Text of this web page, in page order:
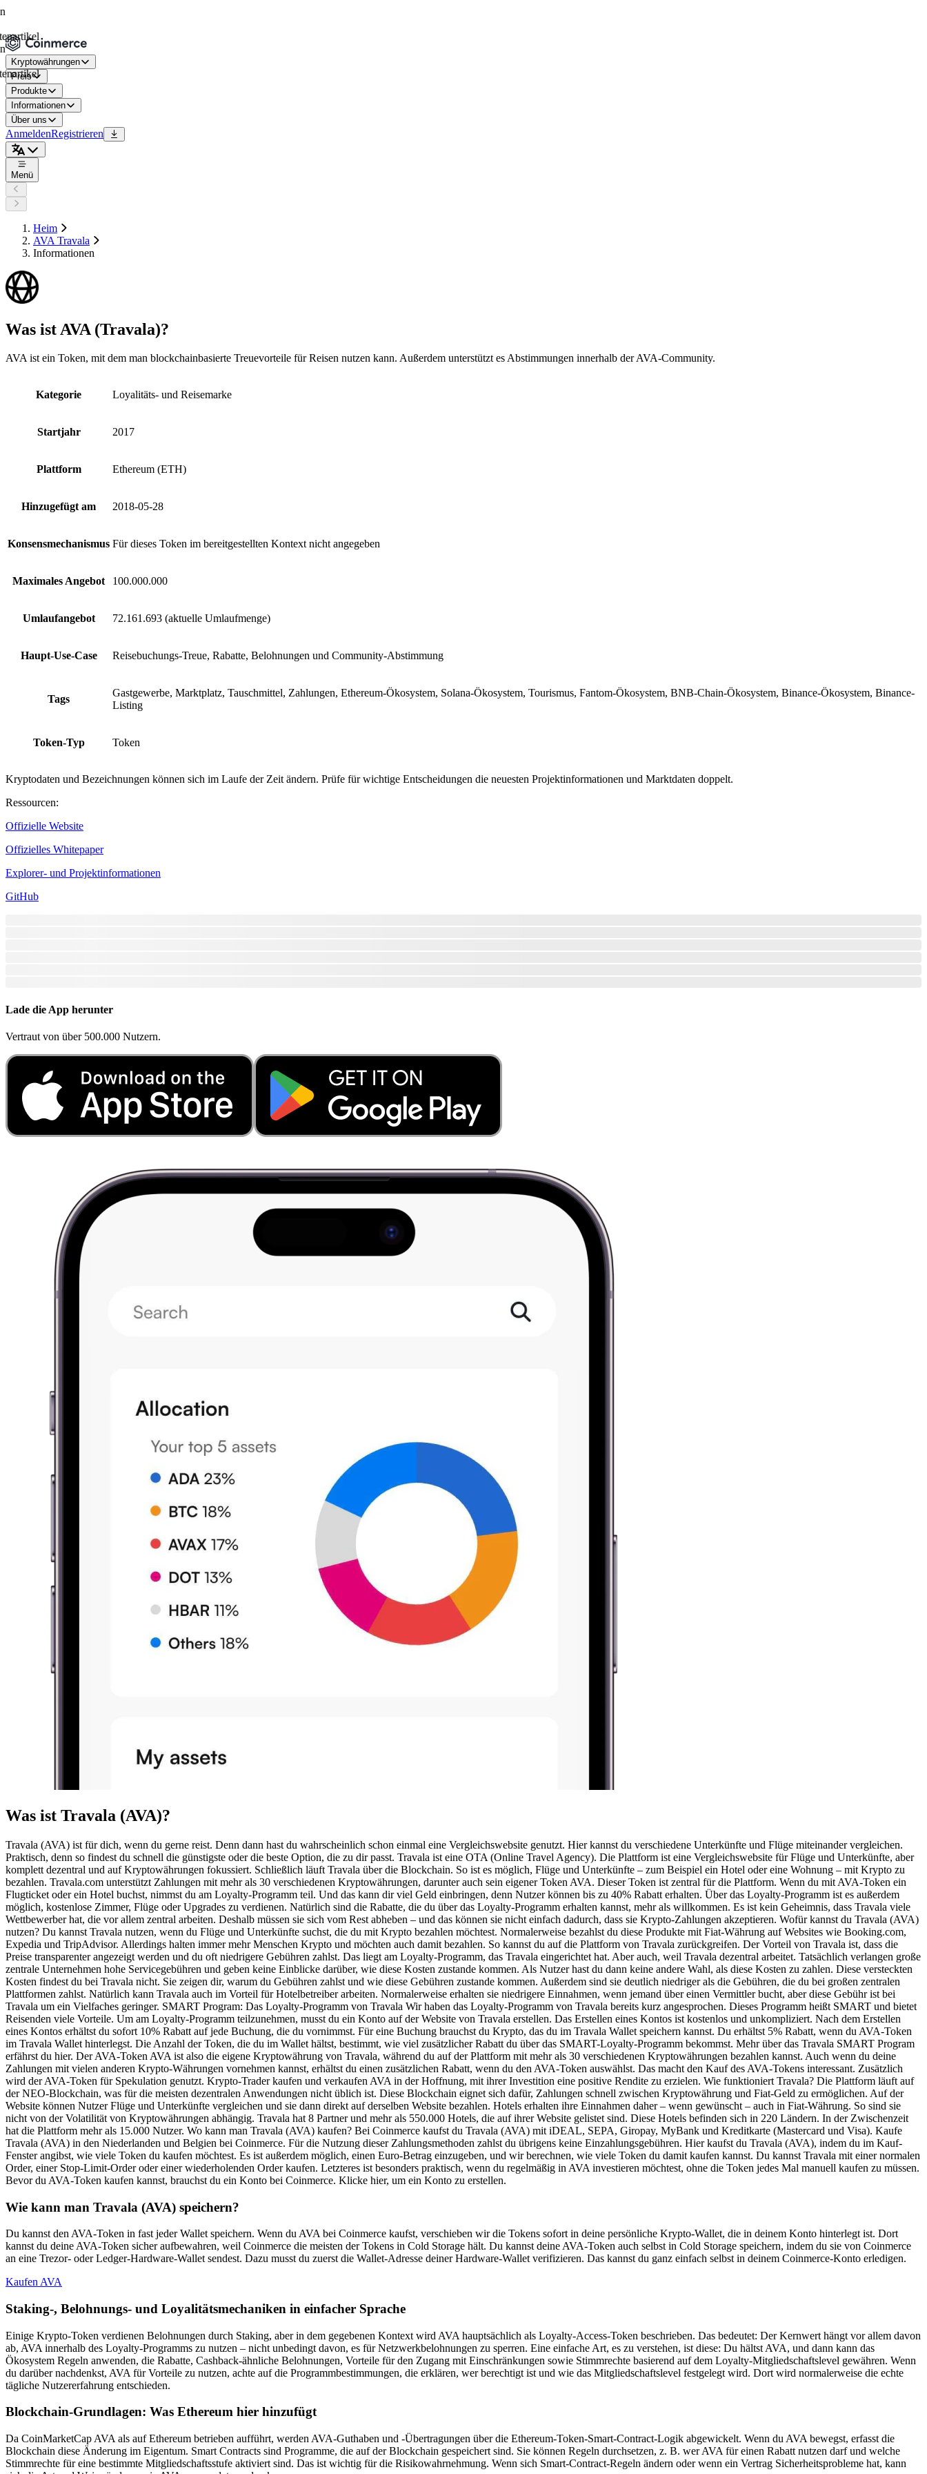
Kryptowährungen
Preis
Produkte
Informationen
Über uns
AnmeldenRegistrieren
Menü
Heim
AVA Travala
Informationen
Was ist AVA (Travala)?
AVA ist ein Token, mit dem man blockchainbasierte Treuevorteile für Reisen nutzen kann. Außerdem unterstützt es Abstimmungen innerhalb der AVA-Community.
Kategorie Loyalitäts- und Reisemarke
Startjahr 2017
Plattform Ethereum (ETH)
Hinzugefügt am 2018-05-28
Konsensmechanismus Für dieses Token im bereitgestellten Kontext nicht angegeben
Maximales Angebot 100.000.000
Umlaufangebot 72.161.693 (aktuelle Umlaufmenge)
Haupt-Use-Case Reisebuchungs-Treue, Rabatte, Belohnungen und Community-Abstimmung
Tags
Gastgewerbe, Marktplatz, Tauschmittel, Zahlungen, Ethereum-Ökosystem, Solana-Ökosystem, Tourismus, Fantom-Ökosystem, BNB-Chain-Ökosystem, Binance-Ökosystem, Binance-
Listing
Token-Typ Token
Kryptodaten und Bezeichnungen können sich im Laufe der Zeit ändern. Prüfe für wichtige Entscheidungen die neuesten Projektinformationen und Marktdaten doppelt.
Ressourcen:
Offizielle Website
Offizielles Whitepaper
Explorer- und Projektinformationen
GitHub
Lade die App herunter
Vertraut von über 500.000 Nutzern.
Was ist Travala (AVA)?
Travala (AVA) ist für dich, wenn du gerne reist. Denn dann hast du wahrscheinlich schon einmal eine Vergleichswebsite genutzt. Hier kannst du verschiedene Unterkünfte und Flüge miteinander vergleichen.
Praktisch, denn so findest du schnell die günstigste oder die beste Option, die zu dir passt. Travala ist eine OTA (Online Travel Agency). Die Plattform ist eine Vergleichswebsite für Flüge und Unterkünfte, aber
komplett dezentral und auf Kryptowährungen fokussiert. Schließlich läuft Travala über die Blockchain. So ist es möglich, Flüge und Unterkünfte – zum Beispiel ein Hotel oder eine Wohnung – mit Krypto zu
bezahlen. Travala.com unterstützt Zahlungen mit mehr als 30 verschiedenen Kryptowährungen, darunter auch sein eigener Token AVA. Dieser Token ist zentral für die Plattform. Wenn du mit AVA-Token ein
Flugticket oder ein Hotel buchst, nimmst du am Loyalty-Programm teil. Und das kann dir viel Geld einbringen, denn Nutzer können bis zu 40% Rabatt erhalten. Über das Loyalty-Programm ist es außerdem
möglich, kostenlose Zimmer, Flüge oder Upgrades zu verdienen. Natürlich sind die Rabatte, die du über das Loyalty-Programm erhalten kannst, mehr als willkommen. Es ist kein Geheimnis, dass Travala viele
Wettbewerber hat, die vor allem zentral arbeiten. Deshalb müssen sie sich vom Rest abheben – und das können sie nicht einfach dadurch, dass sie Krypto-Zahlungen akzeptieren. Wofür kannst du Travala (AVA)
nutzen? Du kannst Travala nutzen, wenn du Flüge und Unterkünfte suchst, die du mit Krypto bezahlen möchtest. Normalerweise bezahlst du diese Produkte mit Fiat-Währung auf Websites wie Booking.com,
Expedia und TripAdvisor. Allerdings halten immer mehr Menschen Krypto und möchten auch damit bezahlen. So kannst du auf die Plattform von Travala zurückgreifen. Der Vorteil von Travala ist, dass die
Preise transparenter angezeigt werden und du oft niedrigere Gebühren zahlst. Das liegt am Loyalty-Programm, das Travala eingerichtet hat. Aber auch, weil Travala dezentral arbeitet. Tatsächlich verlangen große
zentrale Unternehmen hohe Servicegebühren und geben keine Einblicke darüber, wie diese Kosten zustande kommen. Als Nutzer hast du dann keine andere Wahl, als diese Kosten zu zahlen. Diese versteckten
Kosten findest du bei Travala nicht. Sie zeigen dir, warum du Gebühren zahlst und wie diese Gebühren zustande kommen. Außerdem sind sie deutlich niedriger als die Gebühren, die du bei großen zentralen
Plattformen zahlst. Natürlich kann Travala auch im Vorteil für Hotelbetreiber arbeiten. Normalerweise erhalten sie niedrigere Einnahmen, wenn jemand über einen Vermittler bucht, aber diese Gebühr ist bei
Travala um ein Vielfaches geringer. SMART Program: Das Loyalty-Programm von Travala Wir haben das Loyalty-Programm von Travala bereits kurz angesprochen. Dieses Programm heißt SMART und bietet
Reisenden viele Vorteile. Um am Loyalty-Programm teilzunehmen, musst du ein Konto auf der Website von Travala erstellen. Das Erstellen eines Kontos ist kostenlos und unkompliziert. Nach dem Erstellen
eines Kontos erhältst du sofort 10% Rabatt auf jede Buchung, die du vornimmst. Für eine Buchung brauchst du Krypto, das du im Travala Wallet speichern kannst. Du erhältst 5% Rabatt, wenn du AVA-Token
im Travala Wallet hinterlegst. Die Anzahl der Token, die du im Wallet hältst, bestimmt, wie viel zusätzlicher Rabatt du über das SMART-Loyalty-Programm bekommst. Mehr über das Travala SMART Program
erfährst du hier. Der AVA-Token AVA ist also die eigene Kryptowährung von Travala, während du auf der Plattform mit mehr als 30 verschiedenen Kryptowährungen bezahlen kannst. Auch wenn du deine
Zahlungen mit vielen anderen Krypto-Währungen vornehmen kannst, erhältst du einen zusätzlichen Rabatt, wenn du den AVA-Token auswählst. Das macht den Kauf des AVA-Tokens interessant. Zusätzlich
wird der AVA-Token für Spekulation genutzt. Krypto-Trader kaufen und verkaufen AVA in der Hoffnung, mit ihrer Investition eine positive Rendite zu erzielen. Wie funktioniert Travala? Die Plattform läuft auf
der NEO-Blockchain, was für die meisten dezentralen Anwendungen nicht üblich ist. Diese Blockchain eignet sich dafür, Zahlungen schnell zwischen Kryptowährung und Fiat-Geld zu ermöglichen. Auf der
Website können Nutzer Flüge und Unterkünfte vergleichen und sie dann direkt auf derselben Website bezahlen. Hotels erhalten ihre Einnahmen daher – wenn gewünscht – auch in Fiat-Währung. So sind sie
nicht von der Volatilität von Kryptowährungen abhängig. Travala hat 8 Partner und mehr als 550.000 Hotels, die auf ihrer Website gelistet sind. Diese Hotels befinden sich in 220 Ländern. In der Zwischenzeit
hat die Plattform mehr als 15.000 Nutzer. Wo kann man Travala (AVA) kaufen? Bei Coinmerce kaufst du Travala (AVA) mit iDEAL, SEPA, Giropay, MyBank und Kreditkarte (Mastercard und Visa). Kaufe
Travala (AVA) in den Niederlanden und Belgien bei Coinmerce. Für die Nutzung dieser Zahlungsmethoden zahlst du übrigens keine Einzahlungsgebühren. Hier kaufst du Travala (AVA), indem du im Kauf-
Fenster angibst, wie viele Token du kaufen möchtest. Es ist außerdem möglich, einen Euro-Betrag einzugeben, und wir berechnen, wie viele Token du damit kaufen kannst. Du kannst Travala mit einer normalen
Order, einer Stop-Limit-Order oder einer wiederholenden Order kaufen. Letzteres ist besonders praktisch, wenn du regelmäßig in AVA investieren möchtest, ohne die Token jedes Mal manuell kaufen zu müssen.
Bevor du AVA-Token kaufen kannst, brauchst du ein Konto bei Coinmerce. Klicke hier, um ein Konto zu erstellen.
Wie kann man Travala (AVA) speichern?
Du kannst den AVA-Token in fast jeder Wallet speichern. Wenn du AVA bei Coinmerce kaufst, verschieben wir die Tokens sofort in deine persönliche Krypto-Wallet, die in deinem Konto hinterlegt ist. Dort
kannst du deine AVA-Token sicher aufbewahren, weil Coinmerce die meisten der Tokens in Cold Storage hält. Du kannst deine AVA-Token auch selbst in Cold Storage speichern, indem du sie von Coinmerce
an eine Trezor- oder Ledger-Hardware-Wallet sendest. Dazu musst du zuerst die Wallet-Adresse deiner Hardware-Wallet verifizieren. Das kannst du ganz einfach selbst in deinem Coinmerce-Konto erledigen.
Kaufen AVA
Staking-, Belohnungs- und Loyalitätsmechaniken in einfacher Sprache
Einige Krypto-Token verdienen Belohnungen durch Staking, aber in dem gegebenen Kontext wird AVA hauptsächlich als Loyalty-Access-Token beschrieben. Das bedeutet: Der Kernwert hängt vor allem davon
ab, AVA innerhalb des Loyalty-Programms zu nutzen – nicht unbedingt davon, es für Netzwerkbelohnungen zu sperren. Eine einfache Art, es zu verstehen, ist diese: Du hältst AVA, und dann kann das
Ökosystem Regeln anwenden, die Rabatte, Cashback-ähnliche Belohnungen, Vorteile für den Zugang mit Einschränkungen sowie Stimmrechte basierend auf dem Loyalty-Mitgliedschaftslevel gewähren. Wenn
du darüber nachdenkst, AVA für Vorteile zu nutzen, achte auf die Programmbestimmungen, die erklären, wer berechtigt ist und wie das Mitgliedschaftslevel festgelegt wird. Dort wird normalerweise die echte
tägliche Nutzererfahrung entschieden.
Blockchain-Grundlagen: Was Ethereum hier hinzufügt
Da CoinMarketCap AVA als auf Ethereum betrieben aufführt, werden AVA-Guthaben und -Übertragungen über die Ethereum-Token-Smart-Contract-Logik abgewickelt. Wenn du AVA bewegst, erfasst die
Blockchain diese Änderung im Eigentum. Smart Contracts sind Programme, die auf der Blockchain gespeichert sind. Sie können Regeln durchsetzen, z. B. wer AVA für einen Rabatt nutzen darf und welche
Stimmrechte für eine bestimmte Mitgliedschaftsstufe aktiviert sind. Das ist wichtig für die Risikowahrnehmung. Wenn sich Smart-Contract-Regeln ändern oder wenn ein Vertrag Sicherheitsprobleme hat, kann